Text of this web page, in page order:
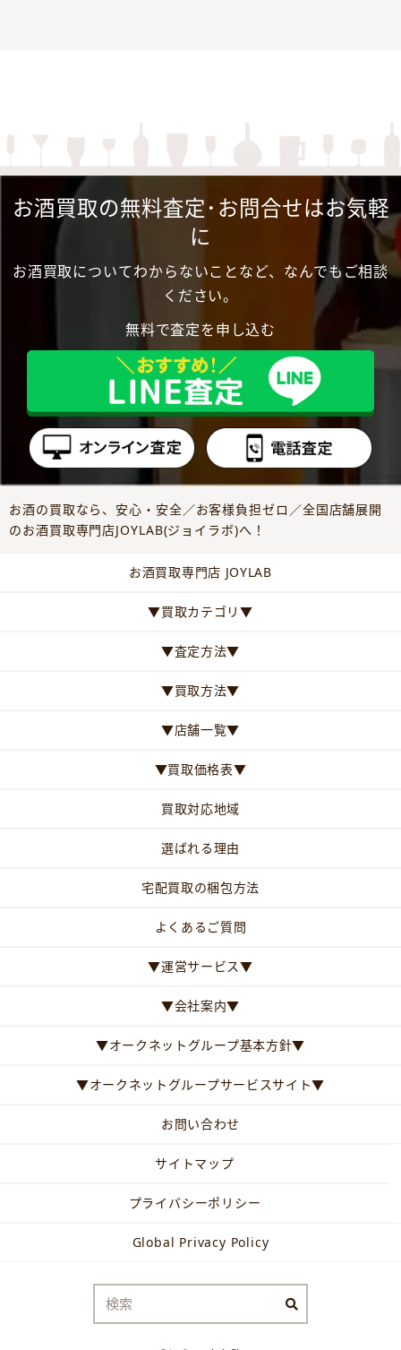
お酒買取の無料査定･お問合せはお気軽
に
お酒買取についてわからないことなど、なんでもご相談
ください。
無料で査定を申し込む
お酒の買取なら、安心・安全／お客様負担ゼロ／全国店舗展開
のお酒買取専門店JOYLAB(ジョイラボ)へ！
お酒買取専門店 JOYLAB
▼買取カテゴリ▼
▼査定方法▼
▼買取方法▼
▼店舗一覧▼
▼買取価格表▼
買取対応地域
選ばれる理由
宅配買取の梱包方法
よくあるご質問
▼運営サービス▼
▼会社案内▼
▼オークネットグループ基本方針▼
▼オークネットグループサービスサイト▼
お問い合わせ
サイトマップ
プライバシーポリシー
Global Privacy Policy